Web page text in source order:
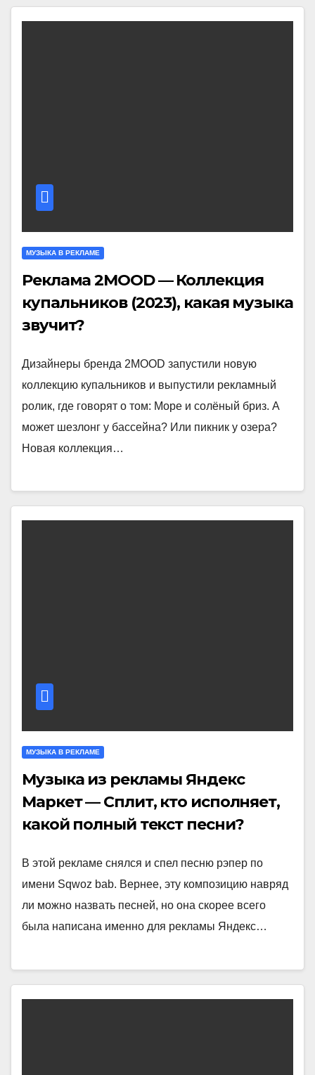
МУЗЫКА В РЕКЛАМЕ
Реклама 2MOOD — Коллекция
купальников (2023), какая музыка
звучит?
Дизайнеры бренда 2MOOD запустили новую
коллекцию купальников и выпустили рекламный
ролик, где говорят о том: Море и солёный бриз. А
может шезлонг у бассейна? Или пикник у озера?
Новая коллекция…
МУЗЫКА В РЕКЛАМЕ
Музыка из рекламы Яндекс
Маркет — Сплит, кто исполняет,
какой полный текст песни?
В этой рекламе снялся и спел песню рэпер по
имени Sqwoz bab. Вернее, эту композицию навряд
ли можно назвать песней, но она скорее всего
была написана именно для рекламы Яндекс…